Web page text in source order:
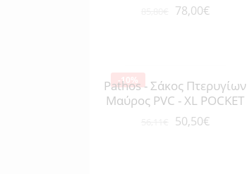
78,00€
-10%
Pathos - Σάκος Πτερυγίων
Μαύρος PVC - XL POCKET
50,50€